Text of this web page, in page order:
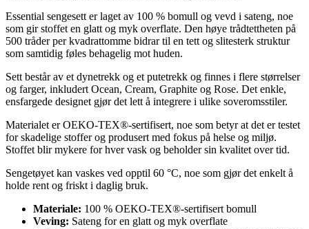
Essential sengesett er laget av 100 % bomull og vevd i sateng, noe
som gir stoffet en glatt og myk overflate. Den høye trådtettheten på
500 tråder per kvadrattomme bidrar til en tett og slitesterk struktur
som samtidig føles behagelig mot huden.
Sett består av et dynetrekk og et putetrekk og finnes i flere størrelser
og farger, inkludert Ocean, Cream, Graphite og Rose. Det enkle,
ensfargede designet gjør det lett å integrere i ulike soveromsstiler.
Materialet er OEKO-TEX®-sertifisert, noe som betyr at det er testet
for skadelige stoffer og produsert med fokus på helse og miljø.
Stoffet blir mykere for hver vask og beholder sin kvalitet over tid.
Sengetøyet kan vaskes ved opptil 60 °C, noe som gjør det enkelt å
holde rent og friskt i daglig bruk.
Materiale: 100 % OEKO-TEX®-sertifisert bomull
Veving: Sateng for en glatt og myk overflate